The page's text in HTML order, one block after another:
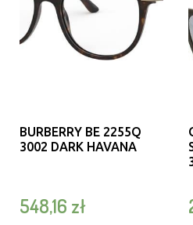
BURBERRY BE 2255Q
3002 DARK HAVANA
548,16 zł